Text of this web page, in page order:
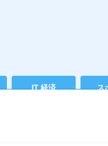
IT 経済 ス